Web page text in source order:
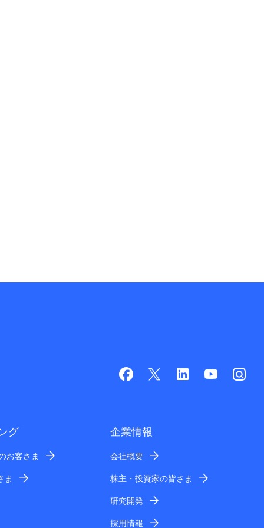
グ
お客さま
ま
企業情報
会社概要
株主・投資家の皆さま
研究開発
採用情報